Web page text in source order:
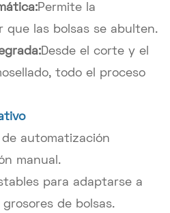
Permite la
que las bolsas se abulten.
Desde el corte y el
todo el proceso
de automatización
manual.
para adaptarse a
de bolsas.